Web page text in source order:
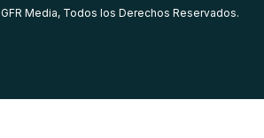
GFR Media, Todos los Derechos Reservados.